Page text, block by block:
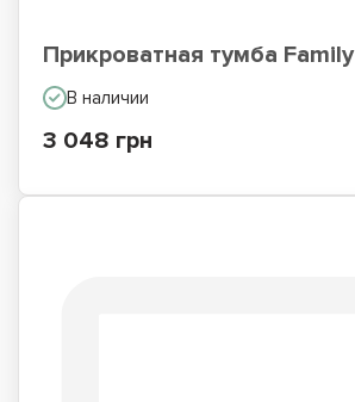
Прикроватная тумба Family
В наличии
3 048 грн